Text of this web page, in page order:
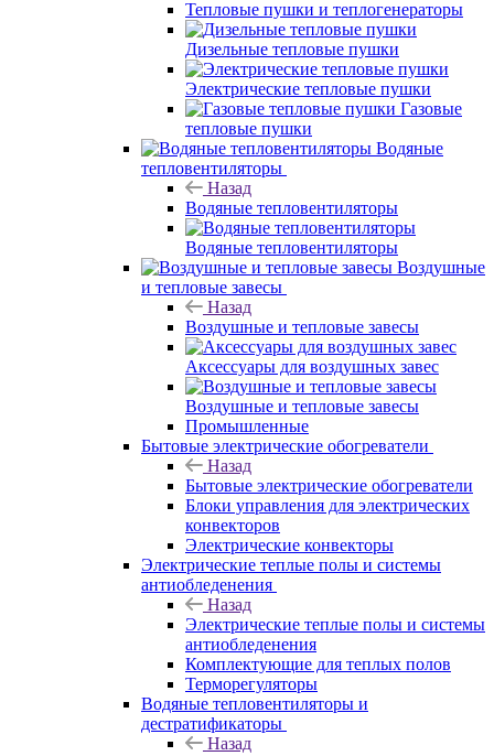
Тепловые пушки и теплогенераторы
Дизельные тепловые пушки
Электрические тепловые пушки
Газовые
тепловые пушки
Водяные
тепловентиляторы
Назад
Водяные тепловентиляторы
Водяные тепловентиляторы
Воздушные
и тепловые завесы
Назад
Воздушные и тепловые завесы
Аксессуары для воздушных завес
Воздушные и тепловые завесы
Промышленные
Бытовые электрические обогреватели
Назад
Бытовые электрические обогреватели
Блоки управления для электрических
конвекторов
Электрические конвекторы
Электрические теплые полы и системы
антиобледенения
Назад
Электрические теплые полы и системы
антиобледенения
Комплектующие для теплых полов
Терморегуляторы
Водяные тепловентиляторы и
дестратификаторы
Назад